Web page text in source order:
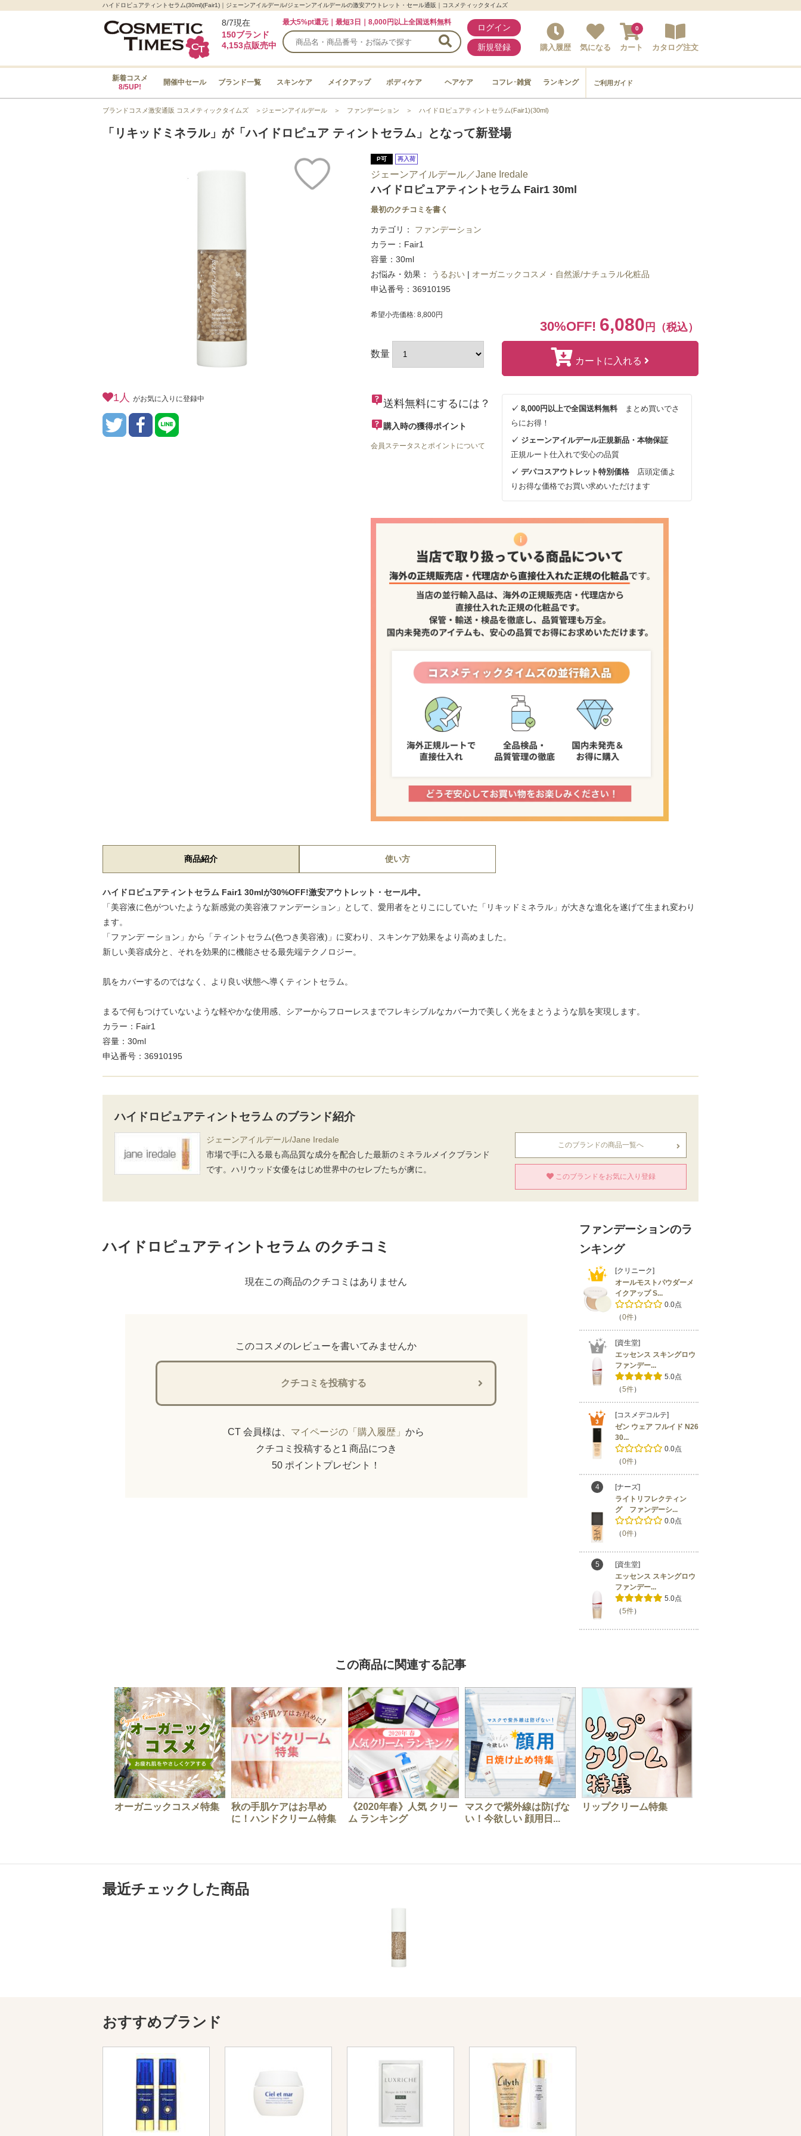
ハイドロピュアティントセラム(30ml)(Fair1)｜ジェーンアイルデール/ジェーンアイルデールの激安アウトレット・セール通販｜コスメティックタイムズ
8/7現在
150ブランド
4,153点販売中
最大5%pt還元｜最短3日｜8,000円以上全国送料無料
ログイン
新規登録 購入履歴 気になる カート
0
カタログ注文
新着コスメ
8/5UP!
開催中セール ブランド一覧 スキンケア メイクアップ ボディケア ヘアケア コフレ･雑貨 ランキング ご利用ガイド
ブランドコスメ激安通販 コスメティックタイムズ ＞ ジェーンアイルデール ＞ ファンデーション ＞ ハイドロピュアティントセラム(Fair1)(30ml)
「リキッドミネラル」が「ハイドロピュア ティントセラム」となって新登場
1人 がお気に入りに登録中
P可 再入荷
ジェーンアイルデール／Jane Iredale
ハイドロピュアティントセラム Fair1 30ml
最初のクチコミを書く
カテゴリ：
ファンデーション
カラー：Fair1
容量：30ml
お悩み・効果：
うるおい | オーガニックコスメ・自然派/ナチュラル化粧品
申込番号：36910195
希望小売価格: 8,800円
30%OFF! 6,080 円（税込）
カートに入れる
数量
送料無料にするには？
購入時の獲得ポイント
会員ステータスとポイントについて
✓ 8,000円以上で全国送料無料まとめ買いでさ
らにお得！
✓ ジェーンアイルデール正規新品・本物保証
正規ルート仕入れで安心の品質
✓ デパコスアウトレット特別価格 店頭定価よ
りお得な価格でお買い求めいただけます
商品紹介 使い方
ハイドロピュアティントセラム Fair1 30mlが30%OFF!激安アウトレット・セール中。
「美容液に色がついたような新感覚の美容液ファンデーション」として、愛用者をとりこにしていた「リキッドミネラル」が大きな進化を遂げて生まれ変わり
ます。
「ファンデ ーション」から「ティントセラム(色つき美容液)」に変わり、スキンケア効果をより高めました。
新しい美容成分と、それを効果的に機能させる最先端テクノロジー。
肌をカバーするのではなく、より良い状態へ導くティントセラム。
まるで何もつけていないような軽やかな使用感、シアーからフローレスまでフレキシブルなカバー力で美しく光をまとうような肌を実現します。
カラー：Fair1
容量：30ml
申込番号：36910195
ハイドロピュアティントセラム のブランド紹介
ジェーンアイルデール/Jane Iredale
市場で手に入る最も高品質な成分を配合した最新のミネラルメイクブランド
です。ハリウッド女優をはじめ世界中のセレブたちが虜に。
このブランドの商品一覧へ
このブランドをお気に入り登録
ハイドロピュアティントセラム のクチコミ
現在この商品のクチコミはありません
このコスメのレビューを書いてみませんか
クチコミを投稿する
CT 会員様は、 マイページの「購入履歴」 から
クチコミ投稿すると1 商品につき
50 ポイントプレゼント！
ファンデーションのラ
ンキング
[クリニーク]
オールモストパウダーメ
イクアップ S...
0.0点
（0件）
[資生堂]
エッセンス スキングロウ
ファンデー...
5.0点
（5件）
[コスメデコルテ]
ゼン ウェア フルイド N26
30...
0.0点
（0件）
4
[ナーズ]
ライトリフレクティン
グ ファンデーシ...
0.0点
（0件）
5
[資生堂]
エッセンス スキングロウ
ファンデー...
5.0点
（5件）
この商品に関連する記事
オーガニックコスメ特集
秋の手肌ケアはお早め
に！ハンドクリーム特集
《2020年春》人気 クリー
ム ランキング
マスクで紫外線は防げな
い！今欲しい 顔用日...
リップクリーム特集
最近チェックした商品
おすすめブランド